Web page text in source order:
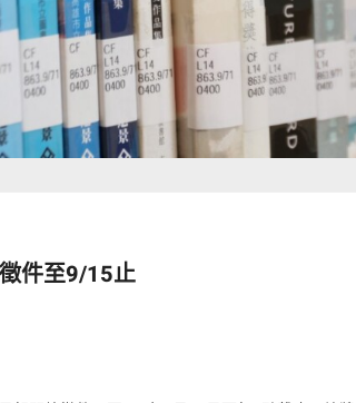
件至9/15止